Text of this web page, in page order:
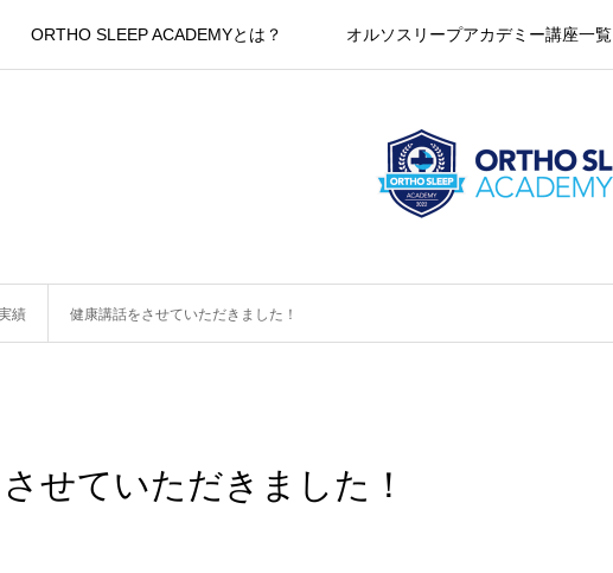
ORTHO SLEEP ACADEMYとは？ オルソスリープアカデミー講座一覧
績 健康講話をさせていただきました！
せていただきました！